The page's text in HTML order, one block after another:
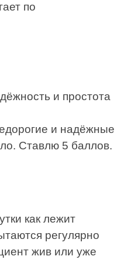
по
и простота
и надёжные
Ставлю 5 баллов.
как лежит
регулярно
жив или уже